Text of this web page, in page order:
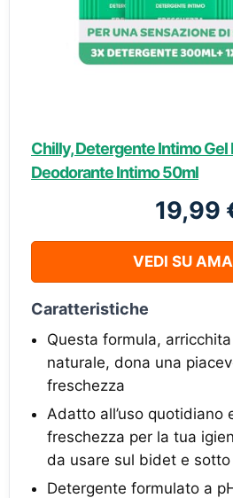
Chilly, Detergente Intimo
Deodorante Intimo 50ml
19,99
VEDI SU
Caratteristiche
Questa formula,
naturale, dona una
freschezza
Adatto all’uso quotidiano
freschezza per la tua
da usare sul bidet e
Detergente formulato a